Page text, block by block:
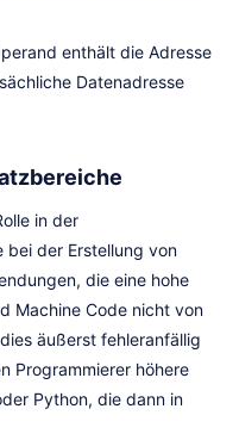
enthält die Adresse
Datenadresse
in der
bei der Erstellung von
die eine hohe
Machine Code nicht von
äußerst fehleranfällig
Programmierer höhere
Python, die dann in